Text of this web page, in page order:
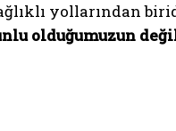
yollarından
olduğumuzun